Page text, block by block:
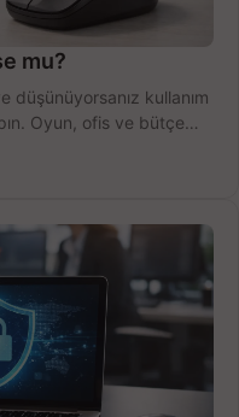
mu?
düşünüyorsanız kullanım
Oyun, ofis ve bütçe